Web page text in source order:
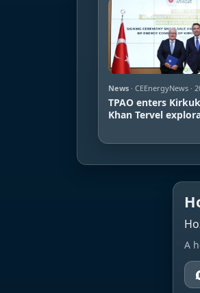
News · CEEnergyNews ·
TPAO enters
Khan Tervel
A